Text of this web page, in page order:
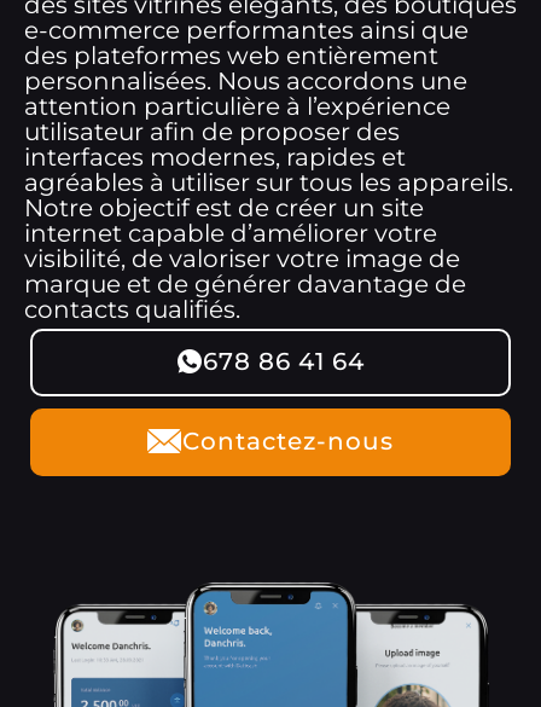
e-commerce performantes ainsi que
des plateformes web entièrement
personnalisées. Nous accordons une
attention particulière à l’expérience
utilisateur afin de proposer des
interfaces modernes, rapides et
agréables à utiliser sur tous les appareils.
Notre objectif est de créer un site
internet capable d’améliorer votre
visibilité, de valoriser votre image de
marque et de générer davantage de
contacts qualifiés.
678 86 41 64
Contactez-nous